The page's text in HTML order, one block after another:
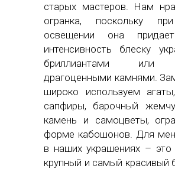
старых мастеров. Нам
огранка, поскольку
освещении она
интенсивность блеску
бриллиантами или
драгоценными камнями.
широко используем
сапфиры, барочный
камень и самоцветы,
форме кабошонов. Для
в наших украшениях –
крупный и самый красивый